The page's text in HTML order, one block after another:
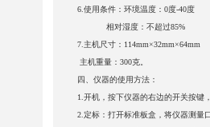
6. 使用条件：环境温度：0度-40度
相对湿度：不超过85%
7. 主机尺寸：114mm×32mm×64mm
主机重量：300克。
四、仪器的使用方法：
1. 开机，按下仪器的右边的开关按键
2. 定标：打开标准板盒，将仪器测量